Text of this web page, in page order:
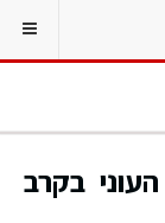
בקרב